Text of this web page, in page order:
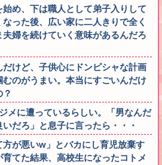
始め、下は職人として弟子入りして
った後、広い家に二人きりで全く
婦を続けていく意味があるんだろ
けど、子供心にドンピシャな計画
のがうまい。本当にすごいんだけ
メに遭っているらしい。「男なんだ
だろ」と息子に言ったら・・・
が悪いw」とバカにし育児放棄す
てた結果、高校生になったコトメ